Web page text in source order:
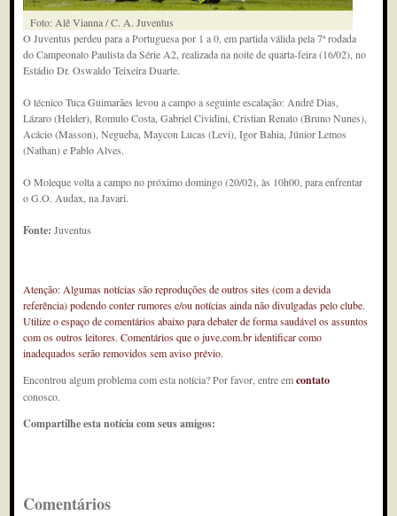
Foto: Alê Vianna / C. A. Juventus
O Juventus perdeu para a Portuguesa por 1 a 0, em partida válida pela 7ª rodada
do Campeonato Paulista da Série A2, realizada na noite de quarta-feira (16/02), no
Estádio Dr. Oswaldo Teixeira Duarte.
O técnico Tuca Guimarães levou a campo a seguinte escalação: André Dias,
Lázaro (Helder), Romulo Costa, Gabriel Cividini, Cristian Renato (Bruno Nunes),
Acácio (Masson), Negueba, Maycon Lucas (Levi), Igor Bahia, Júnior Lemos
(Nathan) e Pablo Alves.
O Moleque volta a campo no próximo domingo (20/02), às 10h00, para enfrentar
o G.O. Audax, na Javari.
Fonte:Juventus
Atenção: Algumas notícias são reproduções de outros sites (com a devida
referência) podendo conter rumores e/ou notícias ainda não divulgadas pelo clube.
Utilize o espaço de comentários abaixo para debater de forma saudável os assuntos
com os outros leitores. Comentários que o juve.com.br identificar como
inadequados serão removidos sem aviso prévio.
Encontrou algum problema com esta notícia? Por favor, entre emcontato
conosco.
Compartilhe esta notícia com seus amigos:
Comentários